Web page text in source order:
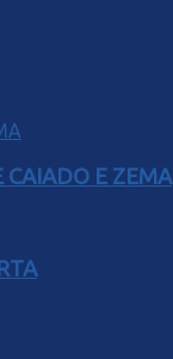
E ZEMA